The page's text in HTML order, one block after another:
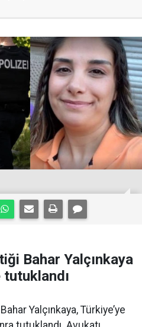
Bahar Yalçınkaya
tutuklandı
Yalçınkaya, Türkiye’ye